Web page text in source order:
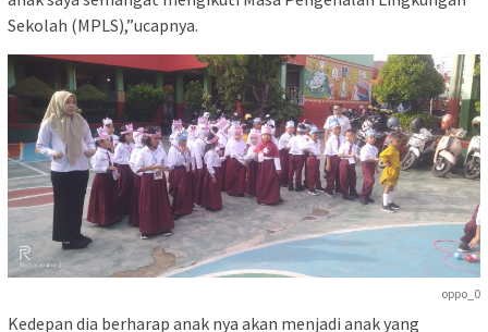
Sekolah (MPLS),”ucapnya.
oppo_0
Kedepan dia berharap anak nya akan menjadi anak yang